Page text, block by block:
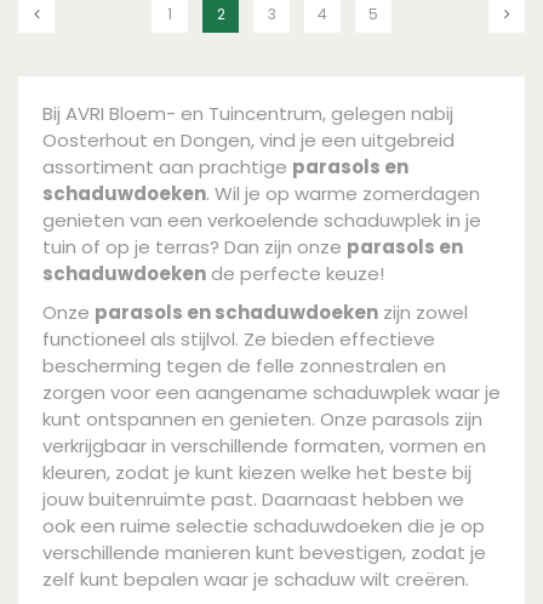
1 2 3 4 5
Bij AVRI Bloem- en Tuincentrum, gelegen nabij
Oosterhout en Dongen, vind je een uitgebreid
assortiment aan prachtige parasols en
schaduwdoeken. Wil je op warme zomerdagen
genieten van een verkoelende schaduwplek in je
tuin of op je terras? Dan zijn onze parasols en
schaduwdoekende perfecte keuze!
Onze parasols en schaduwdoeken zijn zowel
functioneel als stijlvol. Ze bieden effectieve
bescherming tegen de felle zonnestralen en
zorgen voor een aangename schaduwplek waar je
kunt ontspannen en genieten. Onze parasols zijn
verkrijgbaar in verschillende formaten, vormen en
kleuren, zodat je kunt kiezen welke het beste bij
jouw buitenruimte past. Daarnaast hebben we
ook een ruime selectie schaduwdoeken die je op
verschillende manieren kunt bevestigen, zodat je
zelf kunt bepalen waar je schaduw wilt creëren.